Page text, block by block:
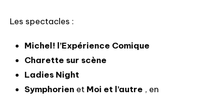
Les spectacles :
Michel! l’Expérience Comique
Charette sur scène
Ladies Night
Symphorien et Moi et l’autre , en